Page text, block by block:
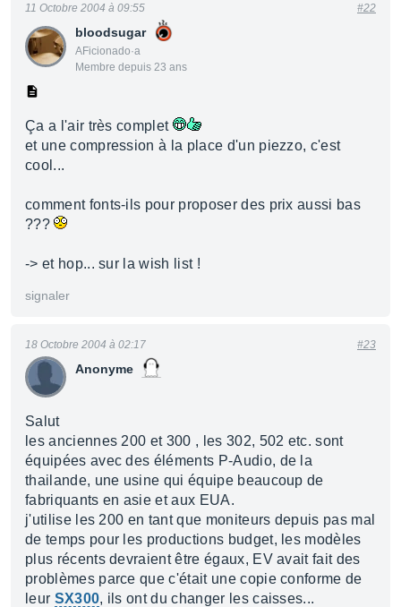
bloodsugar
AFicionado·a
Membre depuis 23 ans
11 Octobre 2004 à 09:55 #22
Ça a l'air très complet
et une compression à la place d'un piezzo, c'est
cool...
comment fonts-ils pour proposer des prix aussi bas
???
-> et hop... sur la wish list !
signaler
Anonyme
18 Octobre 2004 à 02:17 #23
Salut
les anciennes 200 et 300 , les 302, 502 etc. sont
équipées avec des éléments P-Audio, de la
thailande, une usine qui équipe beaucoup de
fabriquants en asie et aux EUA.
j'utilise les 200 en tant que moniteurs depuis pas mal
de temps pour les productions budget, les modèles
plus récents devraient être égaux, EV avait fait des
problèmes parce que c'était une copie conforme de
leur SX300, ils ont du changer les caisses...